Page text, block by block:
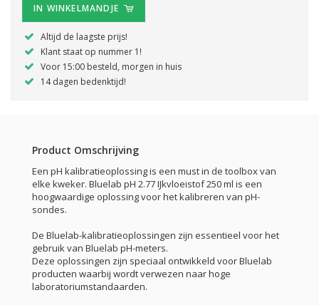
IN WINKELMANDJE
Altijd de laagste prijs!
Klant staat op nummer 1!
Voor 15:00 besteld, morgen in huis
14 dagen bedenktijd!
Product Omschrijving
Een pH kalibratieoplossing is een must in de toolbox van
elke kweker. Bluelab pH 2.77 IJkvloeistof 250 ml is een
hoogwaardige oplossing voor het kalibreren van pH-
sondes.
De Bluelab-kalibratieoplossingen zijn essentieel voor het
gebruik van Bluelab pH-meters.
Deze oplossingen zijn speciaal ontwikkeld voor Bluelab
producten waarbij wordt verwezen naar hoge
laboratoriumstandaarden.